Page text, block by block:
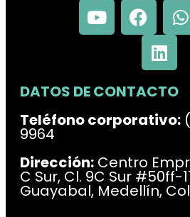
DATOS DE CONTACTO
Teléfono corporativo:
9964
Dirección: Centro
C Sur, Cl. 9C Sur #50ff-
Guayabal, Medellín,